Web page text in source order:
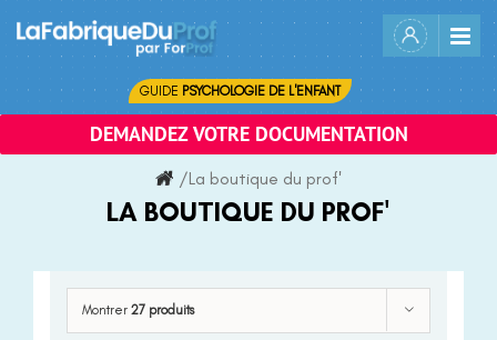
content
GUIDE PSYCHOLOGIE DE L'ENFANT
DEMANDEZ VOTRE DOCUMENTATION
/La boutique du prof'
LA BOUTIQUE DU PROF'
Montrer 27 produits